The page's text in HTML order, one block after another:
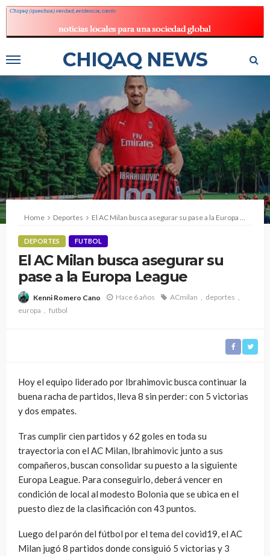
CHIQAQ NEWS
Home Deportes El AC Milan busca asegurar su pase a la Europa League
DEPORTES FUTBOL
El AC Milan busca asegurar su
pase a la Europa League
Kenni Romero Cano Hace 6 años ACmilan
deportes
europa
futbol
Hoy el equipo liderado por Ibrahimovic busca continuar la
buena racha de partidos, lleva 8 sin perder: con 5 victorias
y dos empates.
Tras cumplir cien partidos y 62 goles en toda su
trayectoria con el AC Milan, Ibrahimovic junto a sus
compañeros, buscan consolidar su puesto a la siguiente
Europa League. Para conseguirlo, deberá vencer en
condición de local al modesto Bolonia que se ubica en el
puesto diez de la clasificación con 43 puntos.
Luego del parón del fútbol por el tema del covid19, el AC
Milan jugó 8 partidos donde consiguió 5 victorias y 3